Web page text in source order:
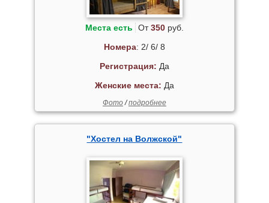
Места есть От350руб.
Номера: 2/ 6/ 8
Регистрация: Да
Женские места: Да
Фото/подробнее
"Хостел на Волжской"